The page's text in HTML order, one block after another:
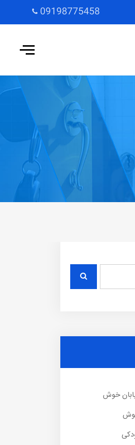
09198775458
خوش